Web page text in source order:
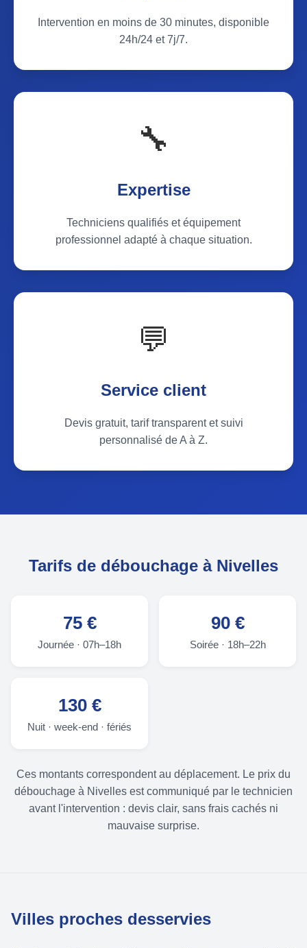
Intervention en moins de 30 minutes, disponible
24h/24 et 7j/7.
🔧
Expertise
Techniciens qualifiés et équipement
professionnel adapté à chaque situation.
💬
Service client
Devis gratuit, tarif transparent et suivi
personnalisé de A à Z.
Tarifs de débouchage à Nivelles
75 €
Journée · 07h–18h
90 €
Soirée · 18h–22h
130 €
Nuit · week-end · fériés
Ces montants correspondent au déplacement. Le prix du
débouchage à Nivelles est communiqué par le technicien
avant l'intervention : devis clair, sans frais cachés ni
mauvaise surprise.
Villes proches desservies